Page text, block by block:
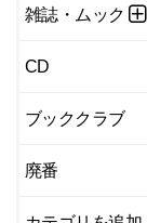
雑誌・ムック
CD
ブッククラブ
廃番